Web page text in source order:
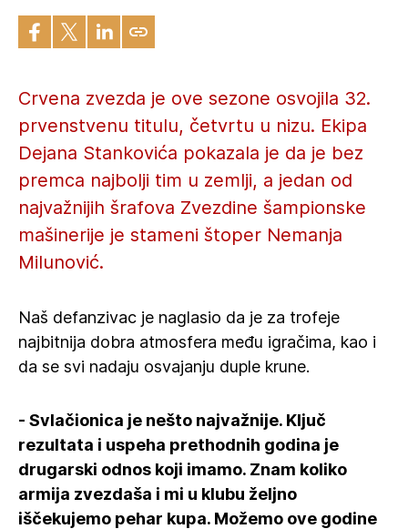
Crvena zvezda je ove sezone osvojila 32.
prvenstvenu titulu, četvrtu u nizu. Ekipa
Dejana Stankovića pokazala je da je bez
premca najbolji tim u zemlji, a jedan od
najvažnijih šrafova Zvezdine šampionske
mašinerije je stameni štoper Nemanja
Milunović.
Naš defanzivac je naglasio da je za trofeje
najbitnija dobra atmosfera među igračima, kao i
da se svi nadaju osvajanju duple krune.
- Svlačionica je nešto najvažnije. Ključ
rezultata i uspeha prethodnih godina je
drugarski odnos koji imamo. Znam koliko
armija zvezdaša i mi u klubu željno
iščekujemo pehar kupa. Možemo ove godine